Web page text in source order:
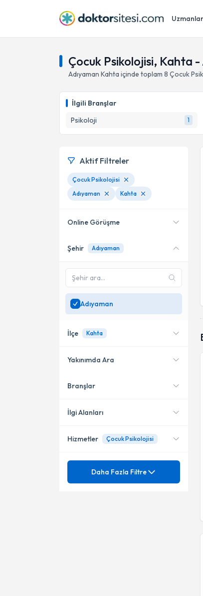
Uzmanlar
Çocuk Psikolojisi, Kahta -
Adıyaman Kahta içinde toplam 8 Çocuk
İlgili Branşlar
Psikoloji
1
Aktif Filtreler
Çocuk Psikolojisi
Adıyaman
Kahta
Online Görüşme
Online danışmanlık sunan
SadeceAdıyaman
bölgesinde uzman ara
Şehir Adıyaman
Adıyaman
İlçe Kahta
Merkez
Kahta
Yakınımda Ara
Konumuma yakın uzmanları
Branşlar
Psikoloji
İlgi Alanları
Aile Terapisi
Hizmetler Çocuk Psikolojisi
Mezuniyet
Daha Fazla Filtre